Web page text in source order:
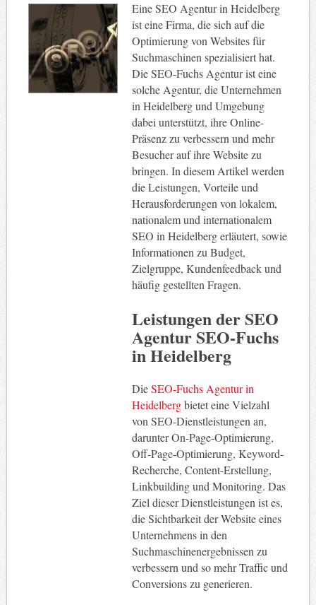
Eine SEO Agentur in Heidelberg
ist eine Firma, die sich auf die
Optimierung von Websites für
Suchmaschinen spezialisiert hat.
Die SEO-Fuchs Agentur ist eine
solche Agentur, die Unternehmen
in Heidelberg und Umgebung
dabei unterstützt, ihre Online-
Präsenz zu verbessern und mehr
Besucher auf ihre Website zu
bringen. In diesem Artikel werden
die Leistungen, Vorteile und
Herausforderungen von lokalem,
nationalem und internationalem
SEO in Heidelberg erläutert, sowie
Informationen zu Budget,
Zielgruppe, Kundenfeedback und
häufig gestellten Fragen.
Leistungen der SEO
Agentur SEO-Fuchs
in Heidelberg
DieSEO-Fuchs Agentur in
Heidelbergbietet eine Vielzahl
von SEO-Dienstleistungen an,
darunter On-Page-Optimierung,
Off-Page-Optimierung, Keyword-
Recherche, Content-Erstellung,
Linkbuilding und Monitoring. Das
Ziel dieser Dienstleistungen ist es,
die Sichtbarkeit der Website eines
Unternehmens in den
Suchmaschinenergebnissen zu
verbessern und so mehr Traffic und
Conversions zu generieren.